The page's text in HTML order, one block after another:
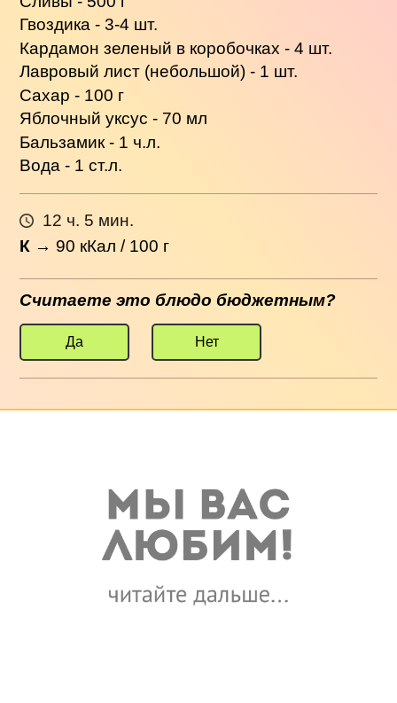
Гвоздика - 3-4 шт.
Кардамон зеленый в коробочках - 4 шт.
Лавровый лист (небольшой) - 1 шт.
Сахар - 100 г
Яблочный уксус - 70 мл
Бальзамик - 1 ч.л.
Вода - 1 ст.л.
12 ч. 5 мин.
К → 90 кКал / 100 г
Считаете это блюдо бюджетным?
Да Нет